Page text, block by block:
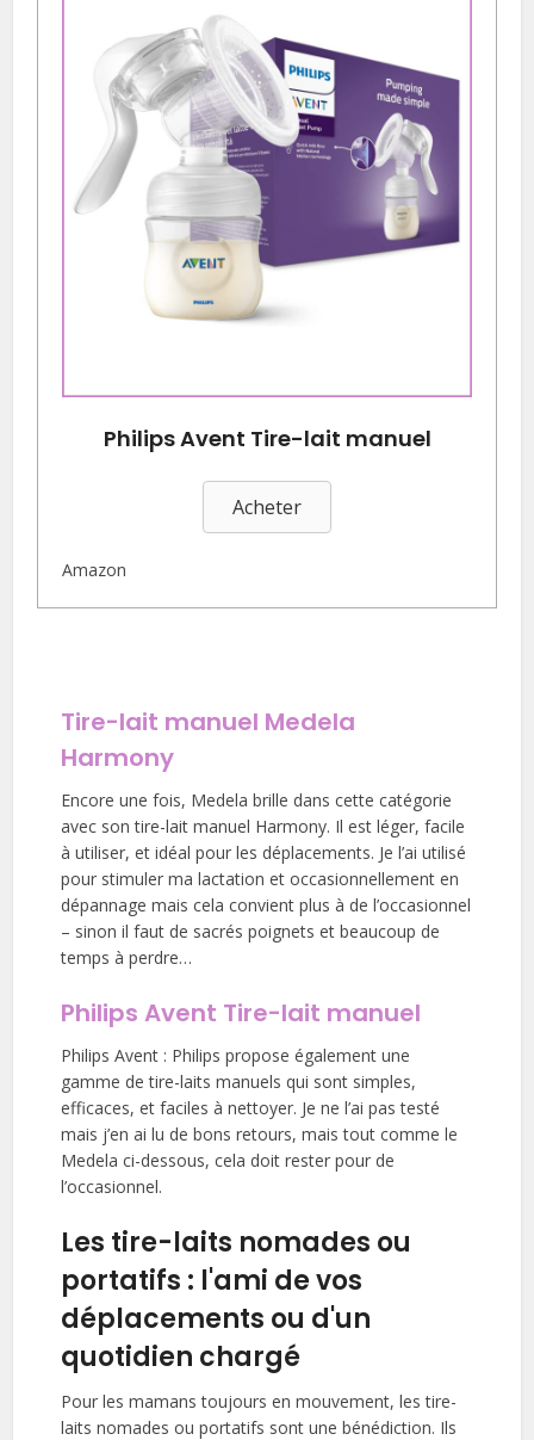
Philips Avent Tire-lait manuel
Acheter
Amazon
Tire-lait manuel Medela
Harmony
Encore une fois, Medela brille dans cette catégorie
avec son tire-lait manuel Harmony. Il est léger, facile
à utiliser, et idéal pour les déplacements. Je l’ai utilisé
pour stimuler ma lactation et occasionnellement en
dépannage mais cela convient plus à de l’occasionnel
– sinon il faut de sacrés poignets et beaucoup de
temps à perdre…
Philips Avent Tire-lait manuel
Philips Avent : Philips propose également une
gamme de tire-laits manuels qui sont simples,
efficaces, et faciles à nettoyer. Je ne l’ai pas testé
mais j’en ai lu de bons retours, mais tout comme le
Medela ci-dessous, cela doit rester pour de
l’occasionnel.
Les tire-laits nomades ou
portatifs : l'ami de vos
déplacements ou d'un
quotidien chargé
Pour les mamans toujours en mouvement, les tire-
laits nomades ou portatifs sont une bénédiction. Ils